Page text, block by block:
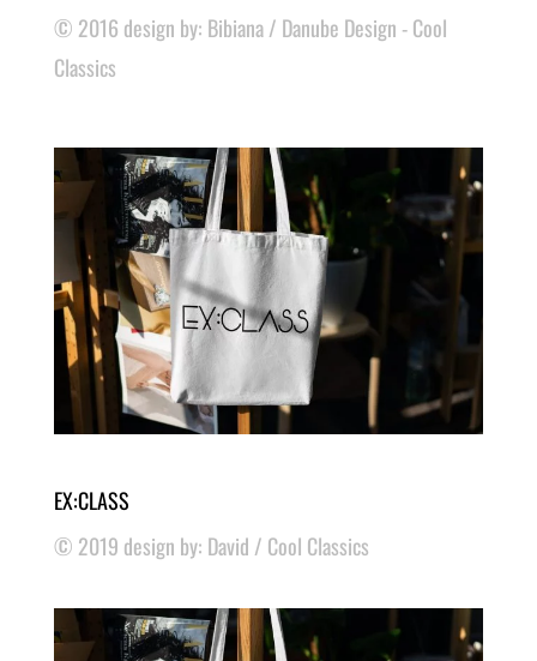
© 2016 design by: Bibiana / Danube Design - Cool
Classics
EX:CLASS
© 2019 design by: David / Cool Classics